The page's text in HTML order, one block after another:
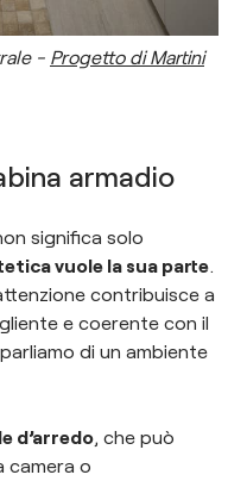
- Progetto di Martini
armadio
significa solo
vuole la sua parte.
contribuisce a
e coerente con il
di un ambiente
d’arredo, che può
camera o